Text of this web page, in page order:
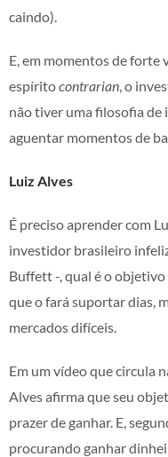
caindo).
E, em momentos de forte
espíritocontrarian, o
não tiver uma filosofia de
aguentar momentos de
Luiz Alves
É preciso aprender com
investidor brasileiro
Buffett -, qual é o
que o fará suportar dias,
mercados difíceis.
Em um vídeo que circula
Alves afirma que seu
prazer de ganhar. E,
procurando ganhar